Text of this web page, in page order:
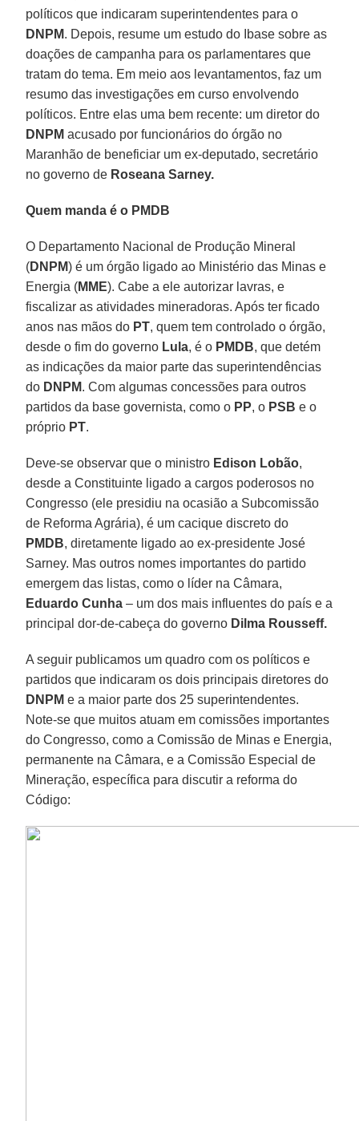
políticos que indicaram superintendentes para o
DNPM. Depois, resume um estudo do Ibase sobre as
doações de campanha para os parlamentares que
tratam do tema. Em meio aos levantamentos, faz um
resumo das investigações em curso envolvendo
políticos. Entre elas uma bem recente: um diretor do
DNPM acusado por funcionários do órgão no
Maranhão de beneficiar um ex-deputado, secretário
no governo de Roseana Sarney.
Quem manda é o PMDB
O Departamento Nacional de Produção Mineral
(DNPM) é um órgão ligado ao Ministério das Minas e
Energia (MME). Cabe a ele autorizar lavras, e
fiscalizar as atividades mineradoras. Após ter ficado
anos nas mãos do PT, quem tem controlado o órgão,
desde o fim do governo Lula, é o PMDB, que detém
as indicações da maior parte das superintendências
do DNPM. Com algumas concessões para outros
partidos da base governista, como o PP, o PSB e o
próprio PT.
Deve-se observar que o ministro Edison Lobão,
desde a Constituinte ligado a cargos poderosos no
Congresso (ele presidiu na ocasião a Subcomissão
de Reforma Agrária), é um cacique discreto do
PMDB, diretamente ligado ao ex-presidente José
Sarney. Mas outros nomes importantes do partido
emergem das listas, como o líder na Câmara,
Eduardo Cunha – um dos mais influentes do país e a
principal dor-de-cabeça do governo Dilma Rousseff.
A seguir publicamos um quadro com os políticos e
partidos que indicaram os dois principais diretores do
DNPM e a maior parte dos 25 superintendentes.
Note-se que muitos atuam em comissões importantes
do Congresso, como a Comissão de Minas e Energia,
permanente na Câmara, e a Comissão Especial de
Mineração, específica para discutir a reforma do
Código: